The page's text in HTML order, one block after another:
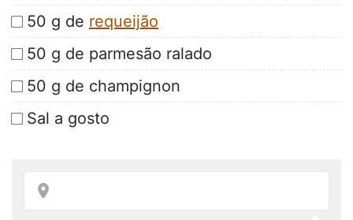
50 g de requeijão
50 g de parmesão ralado
50 g de champignon
Sal a gosto